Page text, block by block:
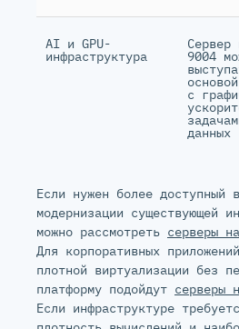
AI и GPU-
инфраструктура
Сервер
9004
с
данных
Если нужен более доступный
модернизации существующей
можно рассмотреть серверы
Для корпоративных
плотной виртуализации без
платформу подойдут серверы
Если инфраструктуре